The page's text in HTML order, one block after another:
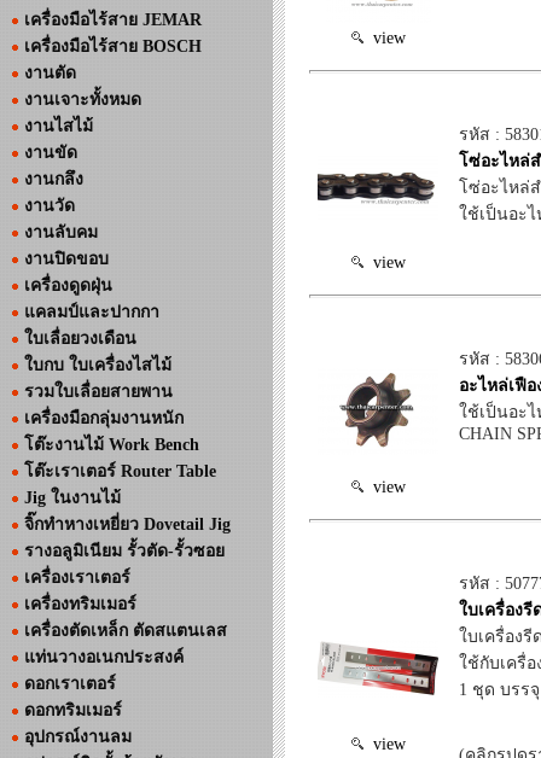
เครื่องมือไร้สาย JEMAR
เครื่องมือไร้สาย BOSCH
งานตัด
งานเจาะทั้งหมด
งานไสไม้
งานขัด
งานกลึง
งานวัด
งานลับคม
งานปิดขอบ
เครื่องดูดฝุ่น
แคลมป์และปากกา
ใบเลื่อยวงเดือน
ใบกบ ใบเครื่องไสไม้
รวมใบเลื่อยสายพาน
เครื่องมือกลุ่มงานหนัก
โต๊ะงานไม้ Work Bench
โต๊ะเราเตอร์ Router Table
Jig ในงานไม้
จิ๊กทำหางเหยี่ยว Dovetail Jig
รางอลูมิเนียม รั้วตัด-รั้วซอย
เครื่องเราเตอร์
เครื่องทริมเมอร์
เครื่องตัดเหล็ก ตัดสแตนเลส
แท่นวางอเนกประสงค์
ดอกเราเตอร์
ดอกทริมเมอร์
อุปกรณ์งานลม
view
view
รหัส :
โซ่อะไหล่
โซ่อะไหล่
ใช้เป็นอะไ
view
รหัส :
อะไหล่เฟือ
ใช้เป็นอะไ
CHAIN
view
รหัส :
ใบเครื่องรี
ใบเครื่องรี
ใช้กับเครื่อ
1 ชุด บรร